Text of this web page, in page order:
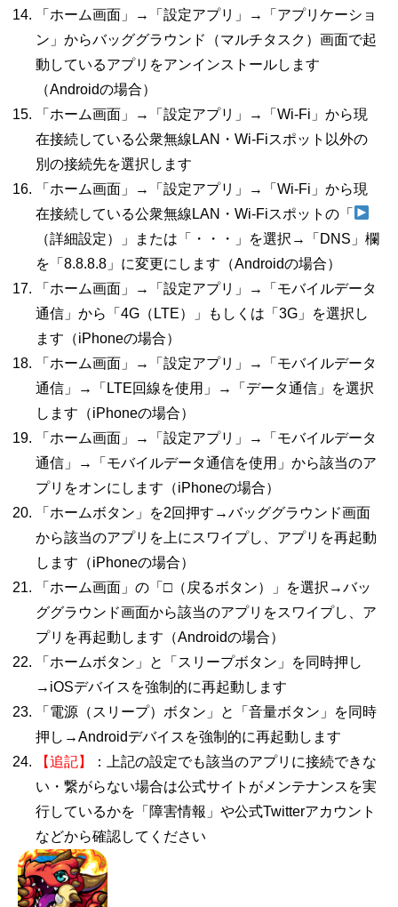
「ホーム画面」→「設定アプリ」→「アプリケーショ
ン」からバッググラウンド（マルチタスク）画面で起
動しているアプリをアンインストールします
（Androidの場合）
「ホーム画面」→「設定アプリ」→「 Wi-Fi 」から現
在接続している公衆無線 LAN ・ Wi-Fiスポット以外の
別の接続先を選択します
「ホーム画面」→「設定アプリ」→「 Wi-Fi 」から現
在接続している公衆無線 LAN ・ Wi-Fiスポットの「
（詳細設定）」または「・・・」を選択→「 DNS 」欄
を「 8.8.8.8 」に変更にします（Androidの場合）
「ホーム画面」→「設定アプリ」→「モバイルデータ
通信」から「 4G （ LTE）」もしくは「 3G 」を選択し
ます（iPhoneの場合）
「ホーム画面」→「設定アプリ」→「モバイルデータ
通信」→「 LTE回線を使用」→「データ通信」を選択
します（iPhoneの場合）
「ホーム画面」→「設定アプリ」→「モバイルデータ
通信」→「モバイルデータ通信を使用」から該当のア
プリをオンにします（iPhoneの場合）
「ホームボタン」を2回押す→バッググラウンド画面
から該当のアプリを上にスワイプし、アプリを再起動
します（iPhoneの場合）
「ホーム画面」の「□（戻るボタン）」を選択→バッ
ググラウンド画面から該当のアプリをスワイプし、ア
プリを再起動します（Androidの場合）
「ホームボタン」と「スリープボタン」を同時押し
→ iOSデバイスを強制的に再起動します
「電源（スリープ）ボタン」と「音量ボタン」を同時
押し→Androidデバイスを強制的に再起動します
【追記】
：上記の設定でも該当のアプリに接続できな
い・繋がらない場合は公式サイトがメンテナンスを実
行しているかを「障害情報」や公式Twitterアカ ウント
などから確認してください